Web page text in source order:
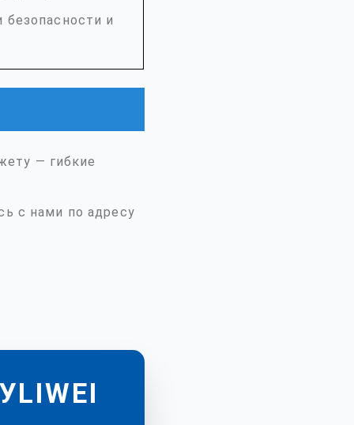
и
— гибкие
с нами по адресу